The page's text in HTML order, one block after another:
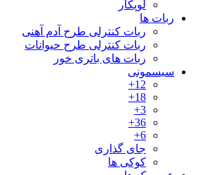
لوپکار
ربات ها
ربات کنترلی طرح آدم آهنی
ربات کنترلی طرح حیوانات
ربات های باتری خور
سیسمونی
12+
18+
3+
36+
6+
جای گذاری
کوکی ها